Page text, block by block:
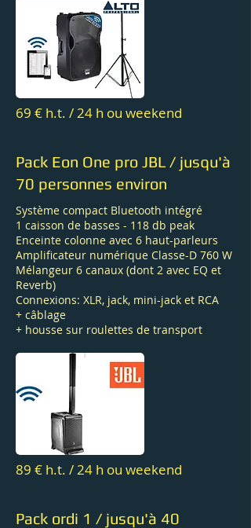
69 € h.t. / 24 h ou weekend
Pack Eon One pro JBL / jusqu'à
70 personnes environ
Système compact Bluetooth intégré
1 caisson de basses - 118 db peak
Enceinte colonne avec 6 haut-parleurs
Amplificateur numérique Classe-D 760 W
Mélangeur 6 canaux (dont 2 avec EQ et
Reverb)
Connexions: XLR, jack, mini-jack et RCA
+ câblage
+ housse sur roulettes de transport
89 € h.t. / 24 h ou weekend
Pack ordi 1 / jusqu'à 40